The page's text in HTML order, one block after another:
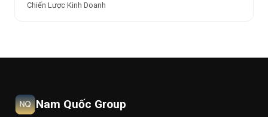
Chiến Lược Kinh Doanh
Nam Quốc Group